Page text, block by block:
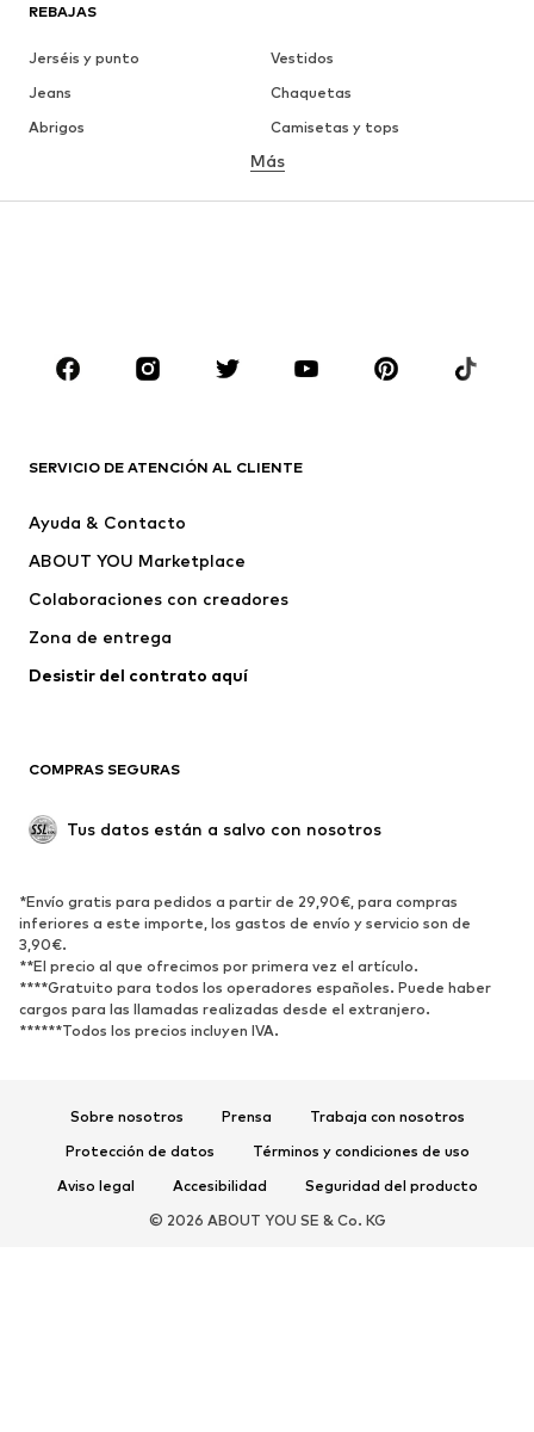
REBAJAS
Jerséis y punto
Vestidos
Jeans
Chaquetas
Abrigos
Camisetas y tops
Ropa interior
Zapatos
Deporte
Vestidos
Camisetas y tops
Chaquetas
Jerséis y punto
Ropa interior
Abrigos
Tallas grandes
Reciclado
ZAPATOS
Nuevo
Zapatillas de deporte
Botines
Zapatos de tacón y plataforma Botas
Zapatillas de casa
Exclusivo
Más
SERVICIO DE ATENCIÓN AL CLIENTE
Ayuda & Contacto
ABOUT YOU Marketplace
Colaboraciones con creadores
Zona de entrega
Desistir del contrato aquí
COMPRAS SEGURAS
Tus datos están a salvo con nosotros
*Envío gratis para pedidos a partir de 29,90€, para compras
inferiores a este importe, los gastos de envío y servicio son de
3,90€.
**El precio al que ofrecimos por primera vez el artículo.
****Gratuito para todos los operadores españoles. Puede haber
cargos para las llamadas realizadas desde el extranjero.
******Todos los precios incluyen IVA.
Sobre nosotros Prensa
Trabaja con nosotros
Protección de datos
Términos y condiciones de uso
Aviso legal
Accesibilidad
Seguridad del producto
© 2026 ABOUT YOU SE & Co. KG